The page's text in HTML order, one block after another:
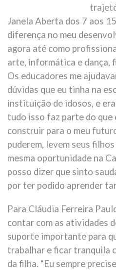
Janela Aberta dos 7 aos
diferença no meu
agora até como
arte, informática e dança,
Os educadores me
dúvidas que eu tinha na
instituição de idosos, e
tudo isso faz parte do que
construir para o meu
puderem, levem seus
mesma oportunidade na
posso dizer que sinto
por ter podido aprender
Para Cláudia Ferreira
contar com as atividades
suporte importante para
trabalhar e ficar tranquila
da filha. “Eu sempre